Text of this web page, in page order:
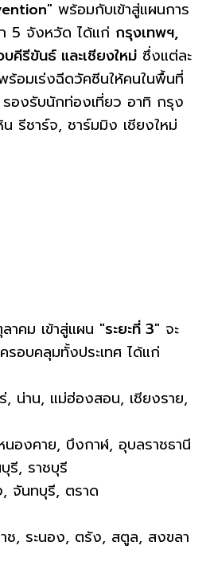
" พร้อมกับเข้าสู่แผนการ
5 จังหวัด ได้แก่ กรุงเทพฯ,
คีรีขันธ์ และเชียงใหม่ ซึ่งแต่ละ
ร้อมเร่งฉีดวัคซีนให้คนในพื้นที่
องรับนักท่องเที่ยว อาทิ กรุง
รีชาร์จ, ชาร์มมิง เชียงใหม่
าคม เข้าสู่แผน "ระยะที่ 3" จะ
อบคลุมทั้งประเทศ ได้แก่
น่าน, แม่ฮ่องสอน, เชียงราย,
นองคาย, บึงกาฬ, อุบลราชธานี
รี, ราชบุรี
, จันทบุรี, ตราด
ช, ระนอง, ตรัง, สตูล, สงขลา